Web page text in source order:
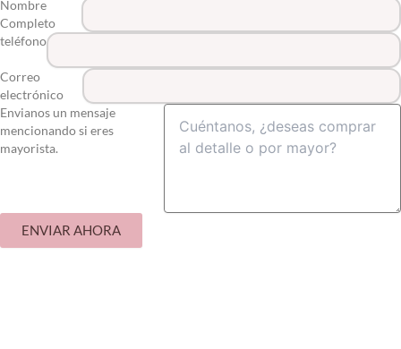
Nombre
Completo
teléfono
Correo
electrónico
Envianos un mensaje
mencionando si eres
mayorista.
ENVIAR AHORA